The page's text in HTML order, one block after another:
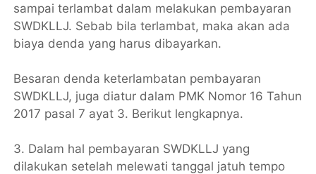
sampai terlambat dalam melakukan pembayaran
SWDKLLJ. Sebab bila terlambat, maka akan ada
biaya denda yang harus dibayarkan.
Besaran denda keterlambatan pembayaran
SWDKLLJ, juga diatur dalam PMK Nomor 16 Tahun
2017 pasal 7 ayat 3. Berikut lengkapnya.
3. Dalam hal pembayaran SWDKLLJ yang
dilakukan setelah melewati tanggal jatuh tempo